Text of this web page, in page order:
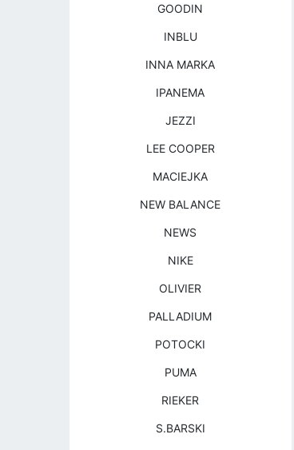
GOODIN
INBLU
INNA MARKA
IPANEMA
JEZZI
LEE COOPER
MACIEJKA
NEW BALANCE
NEWS
NIKE
OLIVIER
PALLADIUM
POTOCKI
PUMA
RIEKER
S.BARSKI